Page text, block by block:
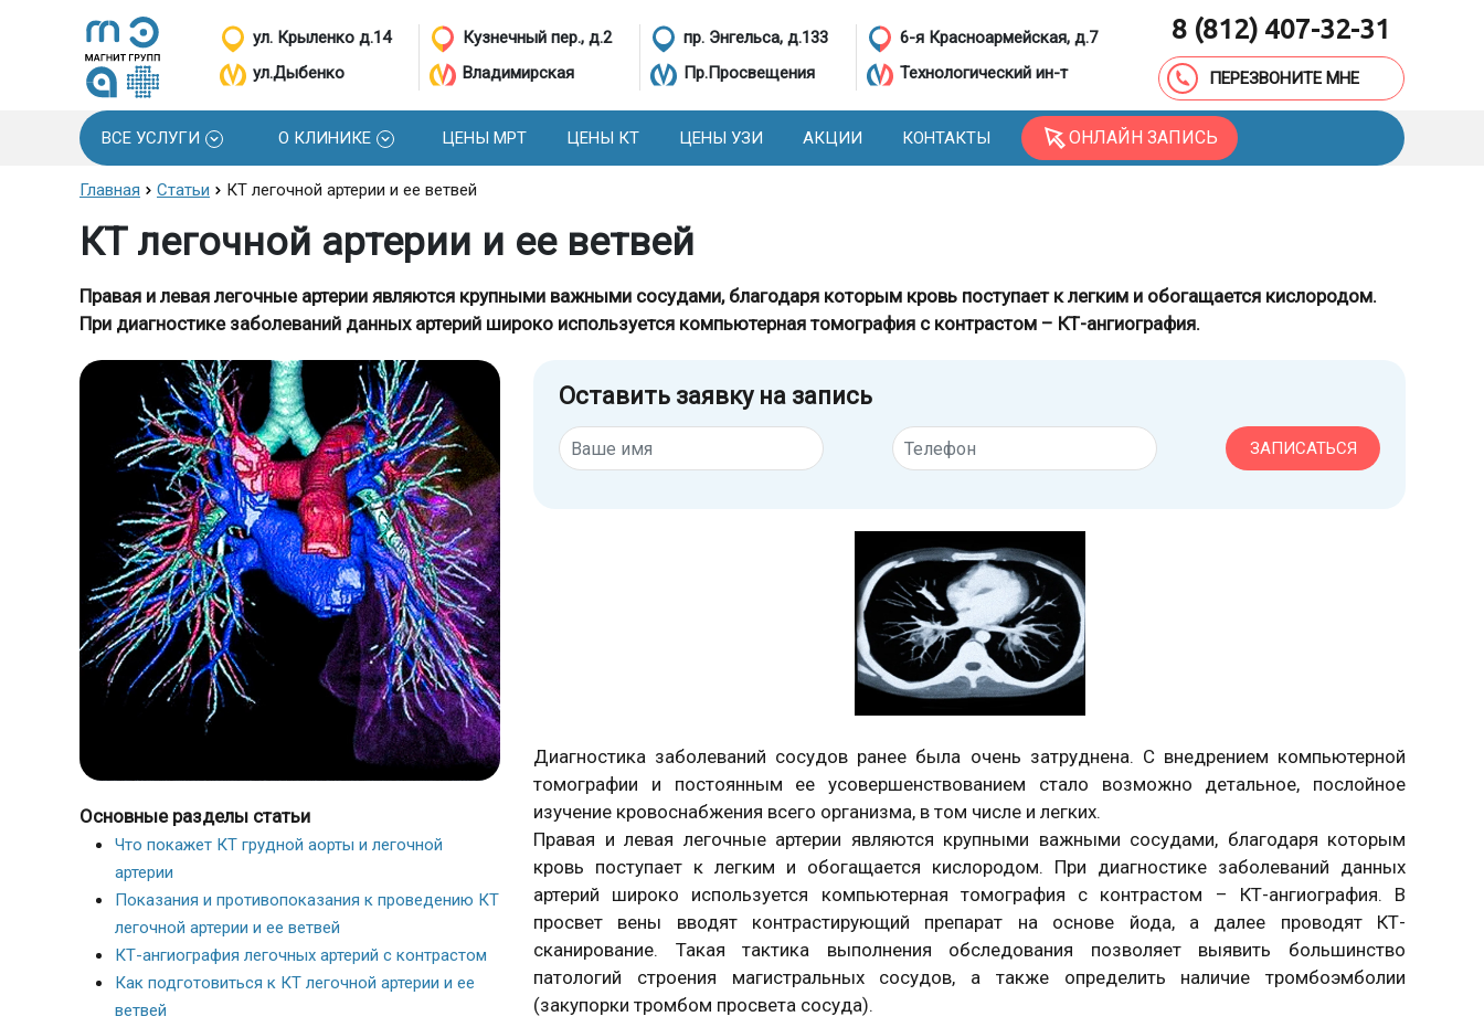
ул. Крыленко д.14
ул.Дыбенко
Кузнечный пер., д.2
Владимирская
пр. Энгельса, д.133
Пр.Просвещения
6-я Красноармейская, д.7
Технологический ин-т
8 (812) 407-32-31
ПЕРЕЗВОНИТЕ МНЕ
ВСЕ УСЛУГИ О КЛИНИКЕ ЦЕНЫ МРТ ЦЕНЫ КТ ЦЕНЫ УЗИ АКЦИИ КОНТАКТЫ ОНЛАЙН ЗАПИСЬ
Главная Статьи КТ легочной артерии и ее ветвей
КТ легочной артерии и ее ветвей
Правая и левая легочные артерии являются крупными важными сосудами, благодаря которым кровь поступает к легким и обогащается кислородом.
При диагностике заболеваний данных артерий широко используется компьютерная томография с контрастом – КТ-ангиография.
Основные разделы статьи
Что покажет КТ грудной аорты и легочной
артерии
Показания и противопоказания к проведению КТ
легочной артерии и ее ветвей
КТ-ангиография легочных артерий с контрастом
Как подготовиться к КТ легочной артерии и ее
ветвей
Оставить заявку на запись
ЗАПИСАТЬСЯ
Диагностика заболеваний сосудов ранее была очень затруднена. С внедрением компьютерной
томографии и постоянным ее усовершенствованием стало возможно детальное, послойное
изучение кровоснабжения всего организма, в том числе и легких.
Правая и левая легочные артерии являются крупными важными сосудами, благодаря которым
кровь поступает к легким и обогащается кислородом. При диагностике заболеваний данных
артерий широко используется компьютерная томография с контрастом – КТ-ангиография. В
просвет вены вводят контрастирующий препарат на основе йода, а далее проводят КТ-
сканирование. Такая тактика выполнения обследования позволяет выявить большинство
патологий строения магистральных сосудов, а также определить наличие тромбоэмболии
(закупорки тромбом просвета сосуда).